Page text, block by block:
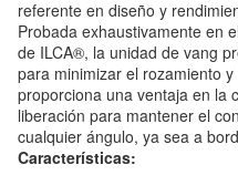
referente en diseño y
Probada exhaustivamente en
de ILCA®, la unidad de vang
para minimizar el rozamiento
proporciona una ventaja en la
liberación para mantener el
cualquier ángulo, ya sea a
Características: